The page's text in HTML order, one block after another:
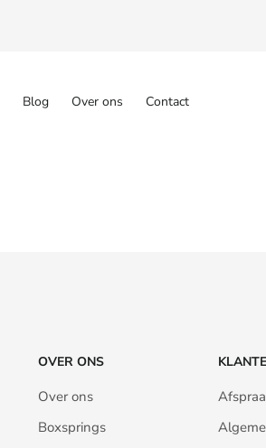
Blog Over ons Contact
OVER ONS
Over ons
Boxsprings